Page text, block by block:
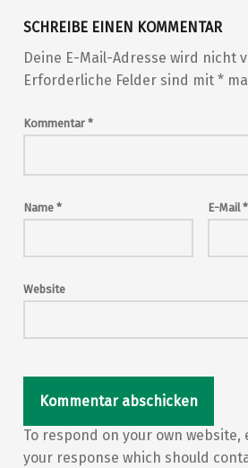
SCHREIBE EINEN KOMMENTAR
Deine E-Mail-Adresse wird nicht
Erforderliche Felder sind mit *
Kommentar *
Name * E-Mail*
Website
To respond on your own website,
your response which should